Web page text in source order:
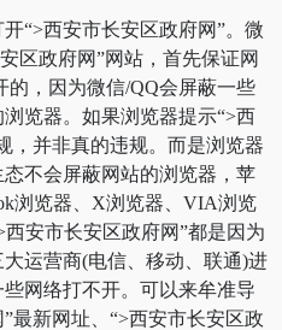
“>西安市长安区政府网”。微
区政府网”网站，首先保证网
的，因为微信/QQ会屏蔽一些
览器。如果浏览器提示“>西
，并非真的违规。而是浏览器
不会屏蔽网站的浏览器，苹
浏览器、X浏览器、VIA浏览
安市长安区政府网”都是因为
运营商(电信、移动、联通)进
网络打不开。可以来牟准导
最新网址、“>西安市长安区政